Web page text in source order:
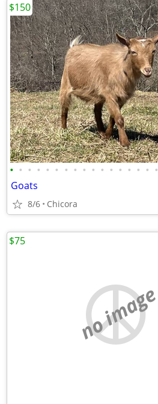
• • • • • • • • • • • • • • • • •
Goats
8/6 Chicora
$150
no image
$75